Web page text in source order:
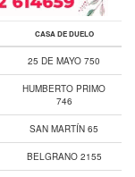
CASA DE DUELO
25 DE MAYO 750
HUMBERTO PRIMO
746
SAN MARTÍN 65
BELGRANO 2155